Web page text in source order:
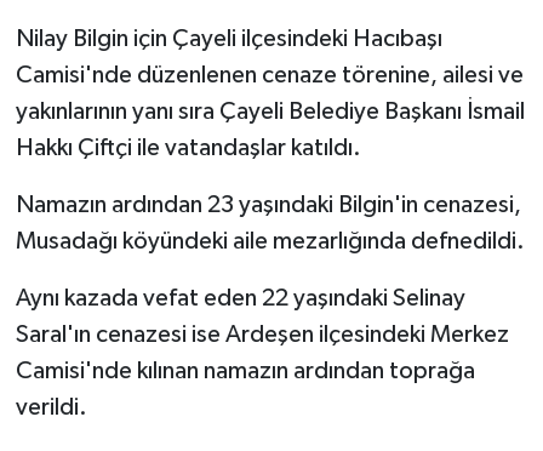
Nilay Bilgin için Çayeli ilçesindeki Hacıbaşı
Camisi'nde düzenlenen cenaze törenine, ailesi ve
yakınlarının yanı sıra Çayeli Belediye Başkanı İsmail
Hakkı Çiftçi ile vatandaşlar katıldı.
Namazın ardından 23 yaşındaki Bilgin'in cenazesi,
Musadağı köyündeki aile mezarlığında defnedildi.
Aynı kazada vefat eden 22 yaşındaki Selinay
Saral'ın cenazesi ise Ardeşen ilçesindeki Merkez
Camisi'nde kılınan namazın ardından toprağa
verildi.